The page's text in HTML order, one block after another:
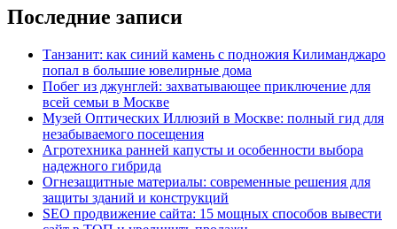
Последние записи
Танзанит: как синий камень с подножия Килиманджаро
попал в большие ювелирные дома
Побег из джунглей: захватывающее приключение для
всей семьи в Москве
Музей Оптических Иллюзий в Москве: полный гид для
незабываемого посещения
Агротехника ранней капусты и особенности выбора
надежного гибрида
Огнезащитные материалы: современные решения для
защиты зданий и конструкций
SEO продвижение сайта: 15 мощных способов вывести